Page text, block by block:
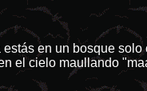
en un bosque
el cielo maullando